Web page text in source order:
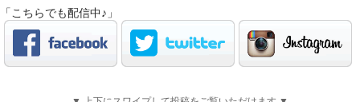
「こちらでも配信中♪」